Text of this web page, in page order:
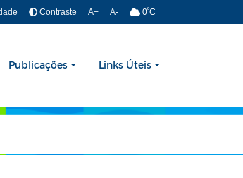
Contraste A+ A- 0ºC
Publicações Links Úteis